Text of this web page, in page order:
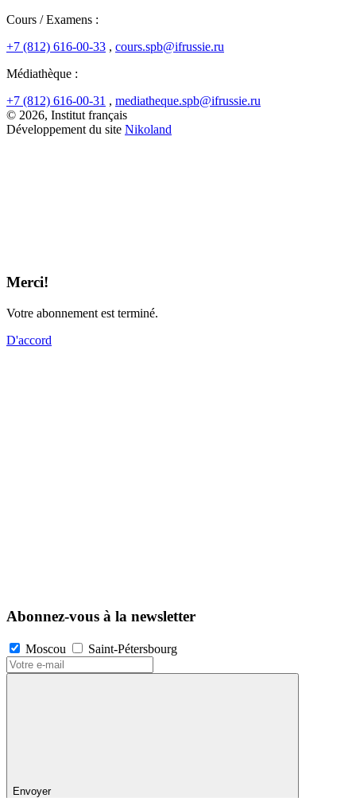
Cours / Examens :
+7 (812) 616-00-33 , cours.spb@ifrussie.ru
Médiathèque :
+7 (812) 616-00-31 , mediatheque.spb@ifrussie.ru
© 2026, Institut français
Développement du site Nikoland
Merci!
Votre abonnement est terminé.
D'accord
Abonnez-vous à la newsletter
Moscou Saint-Pétersbourg
Envoyer